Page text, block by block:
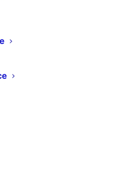
: le
il un